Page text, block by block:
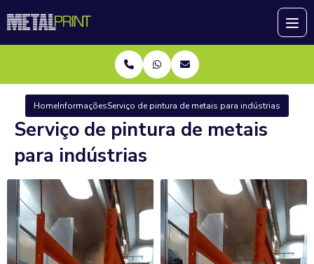
HomeInformaçõesServiço de pintura de metais para indústrias
Serviço de pintura de metais
para indústrias